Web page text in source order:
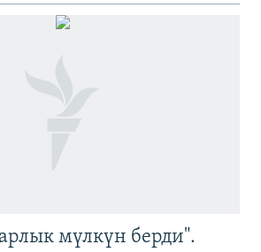
мүлкүн берди".